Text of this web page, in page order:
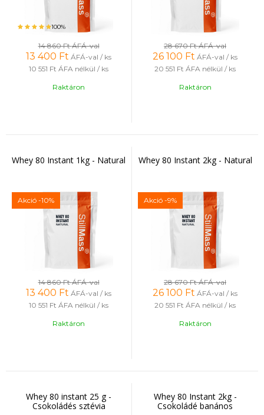
100%
14 860 FtÁFÁ-val
13 400 Ft ÁFÁ-val / ks
10 551 Ft ÁFA nélkül / ks
Raktáron
28 670 FtÁFÁ-val
26 100 Ft ÁFÁ-val / ks
20 551 Ft ÁFA nélkül / ks
Raktáron
Whey 80 Instant 1kg - Natural
Akció -10%
14 860 FtÁFÁ-val
13 400 Ft ÁFÁ-val / ks
10 551 Ft ÁFA nélkül / ks
Raktáron
Whey 80 Instant 2kg - Natural
Akció -9%
28 670 FtÁFÁ-val
26 100 Ft ÁFÁ-val / ks
20 551 Ft ÁFA nélkül / ks
Raktáron
Whey 80 instant 25 g -
Csokoládés sztévia
Whey 80 Instant 2kg -
Csokoládé banános